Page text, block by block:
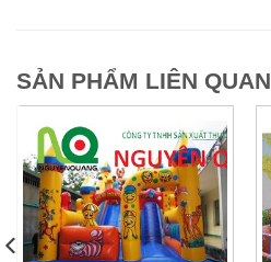
SẢN PHẨM LIÊN QUAN